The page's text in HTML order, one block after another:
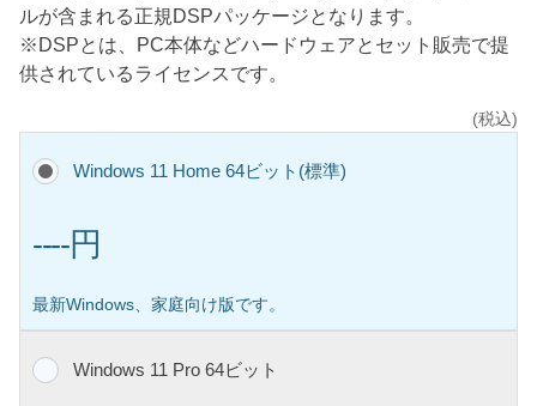
ルが含まれる正規DSPパッケージとなります。
※DSPとは、PC本体などハードウェアとセット販売で提
供されているライセンスです。
(税込)
Windows 11 Home 64ビット(標準)
----円
最新Windows、家庭向け版です。
Windows 11 Pro 64ビット